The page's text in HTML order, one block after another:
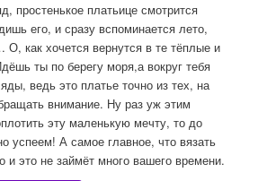
простенькое платьице смотрится
его, и сразу вспоминается лето,
как хочется вернутся в те тёплые и
ты по берегу моря,а вокруг тебя
ведь это платье точно из тех, на
внимание. Ну раз уж этим
эту маленькую мечту, то до
успеем! А самое главное, что вязать
и это не займёт много вашего времени.